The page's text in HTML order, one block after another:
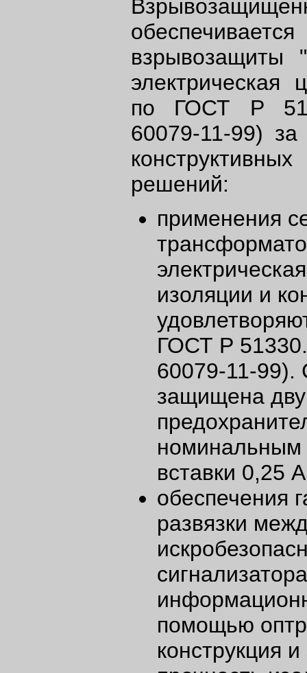
взрывозащиты
электрическая
по ГОСТ Р
60079-11-99)
решений:
применения
изоляции и
ГОСТ Р
60079-11-99).
защищена
номинальным
вставки 0,25
обеспечения
развязки
помощью
конструкция